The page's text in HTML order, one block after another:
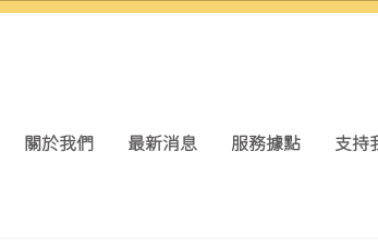
關於我們 最新消息 服務據點 支持